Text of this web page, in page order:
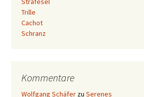
Trille
Cachot
Schranz
Kommentare
Wolfgang Schäfer zu Serenes